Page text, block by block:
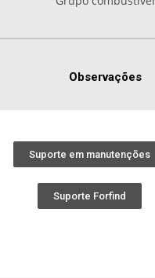
Observações
Suporte em manutenções
Suporte Forfind